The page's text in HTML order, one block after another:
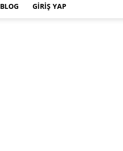
BLOG GIRIŞ YAP